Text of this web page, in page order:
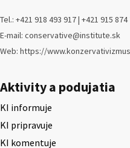
Tel.: +421 918 493 917 | +421 915 874
E-mail: conservative@institute.sk
Web: https://
Aktivity a podujatia
KI informuje
KI pripravuje
KI komentuje